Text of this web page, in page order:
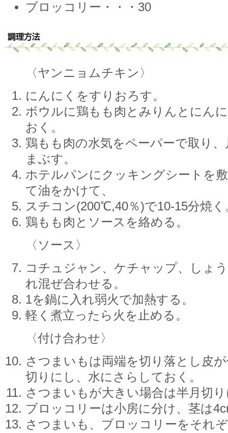
ブロッコリー・・・30
〈ヤンニョムチキン〉
にんにくをすりおろす。
ボウルに鶏もも肉とみりんとにん
おく。
鶏もも肉の水気をペーパーで取り
まぶす。
ホテルパンにクッキングシートを
て油をかけて、
スチコン(200℃,40％)で10-15分焼く
鶏もも肉とソースを絡める。
〈ソース〉
コチュジャン、ケチャップ、しょ
れ混ぜ合わせる。
1を鍋に入れ弱火で加熱する。
軽く煮立ったら火を止める。
〈付け合わせ〉
さつまいもは両端を切り落とし皮
切りにし、水にさらしておく。
さつまいもが大きい場合は半月切
ブロッコリーは小房に分け、茎は
さつまいも、ブロッコリーをそれ